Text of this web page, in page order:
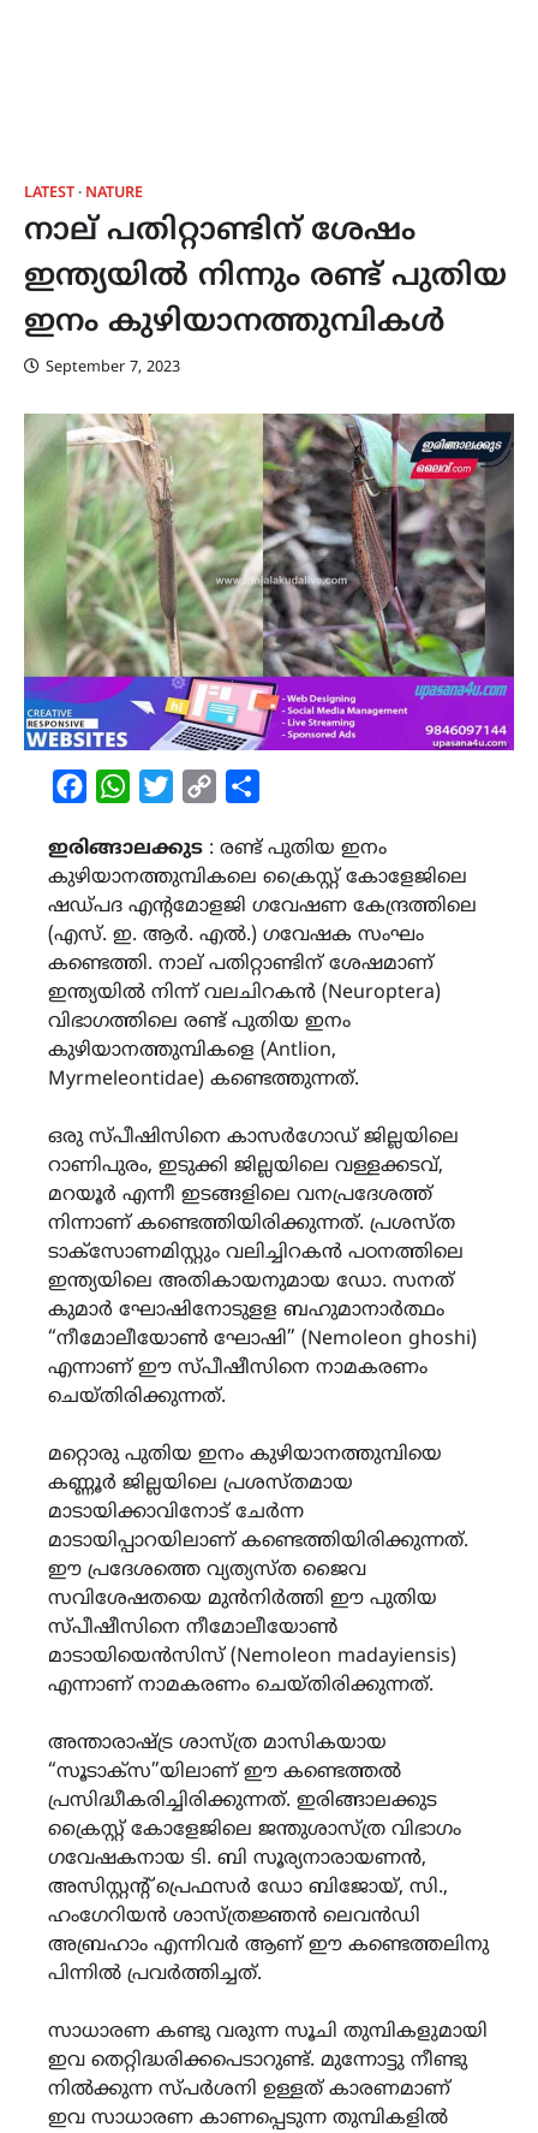
LATEST NATURE
നാല് പതിറ്റാണ്ടിന് ശേഷം
ഇന്ത്യയിൽ നിന്നും രണ്ട് പുതിയ
ഇനം കുഴിയാനത്തുമ്പികൾ
September 7, 2023
FacebookWhatsAppTwitterCopy
ഇരിങ്ങാലക്കുട : രണ്ട് പുതിയ ഇനം
കുഴിയാനത്തുമ്പികലെ ക്രൈസ്റ്റ് കോളേജിലെ
ഷഡ്പദ എൻ്റമോളജി ഗവേഷണ കേന്ദ്രത്തിലെ
(എസ്. ഇ. ആർ. എൽ.) ഗവേഷക സംഘം
കണ്ടെത്തി. നാല് പതിറ്റാണ്ടിന് ശേഷമാണ്
ഇന്ത്യയിൽ നിന്ന് വലചിറകൻ (Neuroptera)
വിഭാഗത്തിലെ രണ്ട് പുതിയ ഇനം
കുഴിയാനത്തുമ്പികളെ (Antlion,
Myrmeleontidae) കണ്ടെത്തുന്നത്.
ഒരു സ്പീഷിസിനെ കാസർഗോഡ് ജില്ലയിലെ
റാണിപുരം, ഇടുക്കി ജില്ലയിലെ വള്ളക്കടവ്,
മറയൂർ എന്നീ ഇടങ്ങളിലെ വനപ്രദേശത്ത്
നിന്നാണ് കണ്ടെത്തിയിരിക്കുന്നത്. പ്രശസ്ത
ടാക്സോണമിസ്റ്റും വലിച്ചിറകൻ പഠനത്തിലെ
ഇന്ത്യയിലെ അതികായനുമായ ഡോ. സനത്
കുമാർ ഘോഷിനോടുളള ബഹുമാനാർത്ഥം
“നീമോലീയോൺ ഘോഷി” (Nemoleon ghoshi)
എന്നാണ് ഈ സ്പീഷീസിനെ നാമകരണം
ചെയ്തിരിക്കുന്നത്.
മറ്റൊരു പുതിയ ഇനം കുഴിയാനത്തുമ്പിയെ
കണ്ണൂർ ജില്ലയിലെ പ്രശസ്തമായ
മാടായിക്കാവിനോട് ചേർന്ന
മാടായിപ്പാറയിലാണ് കണ്ടെത്തിയിരിക്കുന്നത്.
ഈ പ്രദേശത്തെ വ്യത്യസ്ത ജൈവ
സവിശേഷതയെ മുൻനിർത്തി ഈ പുതിയ
സ്പീഷീസിനെ നീമോലീയോൺ
മാടായിയെൻസിസ് (Nemoleon madayiensis)
എന്നാണ് നാമകരണം ചെയ്തിരിക്കുന്നത്.
അന്താരാഷ്ട്ര ശാസ്ത്ര മാസികയായ
“സൂടാക്സ”യിലാണ് ഈ കണ്ടെത്തൽ
പ്രസിദ്ധീകരിച്ചിരിക്കുന്നത്. ഇരിങ്ങാലക്കുട
ക്രൈസ്റ്റ് കോളേജിലെ ജന്തുശാസ്ത്ര വിഭാഗം
ഗവേഷകനായ ടി. ബി സൂര്യനാരായണൻ,
അസിസ്റ്റൻ്റ് പ്രെഫസർ ഡോ ബിജോയ്, സി.,
ഹംഗേറിയൻ ശാസ്ത്രജ്ഞൻ ലെവൻഡി
അബ്രഹാം എന്നിവർ ആണ് ഈ കണ്ടെത്തലിനു
പിന്നിൽ പ്രവർത്തിച്ചത്.
സാധാരണ കണ്ടു വരുന്ന സൂചി തുമ്പികളുമായി
ഇവ തെറ്റിദ്ധരിക്കപെടാറുണ്ട്. മുന്നോട്ടു നീണ്ടു
നിൽക്കുന്ന സ്പർശനി ഉള്ളത് കാരണമാണ്
ഇവ സാധാരണ കാണപ്പെടുന്ന തുമ്പികളിൽ